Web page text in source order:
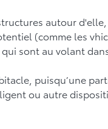
autour
(comme les
sont au volant
puisqu’une
ou autre